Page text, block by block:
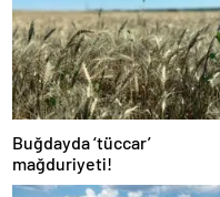
Buğdayda ‘tüccar’
mağduriyeti!